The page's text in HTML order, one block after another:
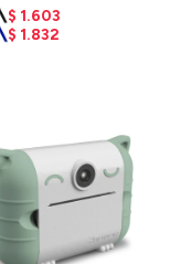
$ 1.603
$ 1.832